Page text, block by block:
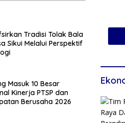
Tradisi Tolak Bala
Sikui Melalui Perspektif
Masuk 10 Besar
Kinerja PTSP dan
Berusaha 2026